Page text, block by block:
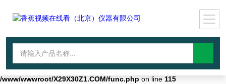
Warning: mkdir(): No space left on device in
file_put_contents(./cachefile_yuan/qhdybl.com/cache/a0/02354/
failed to open stream: No such file or directory in
/www/wwwroot/X29X30Z1.COM/func.php on line 115